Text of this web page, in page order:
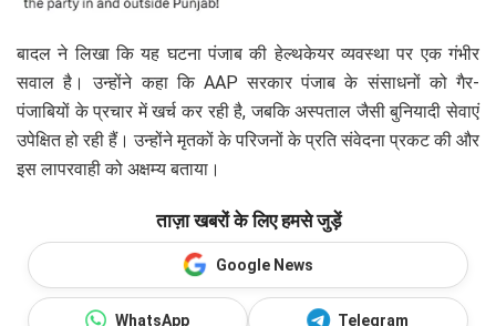
बादल ने लिखा कि यह घटना पंजाब की हेल्थकेयर व्यवस्था पर एक गंभीर
सवाल है। उन्होंने कहा कि AAP सरकार पंजाब के संसाधनों को गैर-
पंजाबियों के प्रचार में खर्च कर रही है, जबकि अस्पताल जैसी बुनियादी सेवाएं
उपेक्षित हो रही हैं। उन्होंने मृतकों के परिजनों के प्रति संवेदना प्रकट की और
इस लापरवाही को अक्षम्य बताया।
ताज़ा खबरों के लिए हमसे जुड़ें
Google News
WhatsApp Telegram